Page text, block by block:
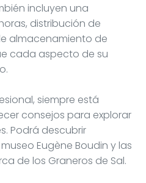
incluyen una
distribución de
almacenamiento de
cada aspecto de su
siempre está
consejos para explorar
Podrá descubrir
Eugène Boudin y las
de los Graneros de Sal.